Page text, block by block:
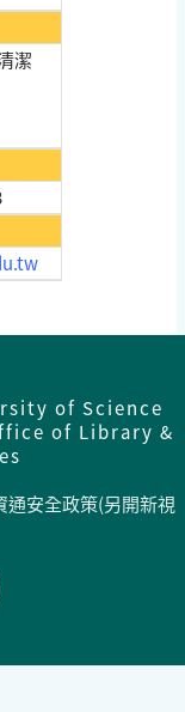
潔
of Science
of Library &
通安全政策(另開新視